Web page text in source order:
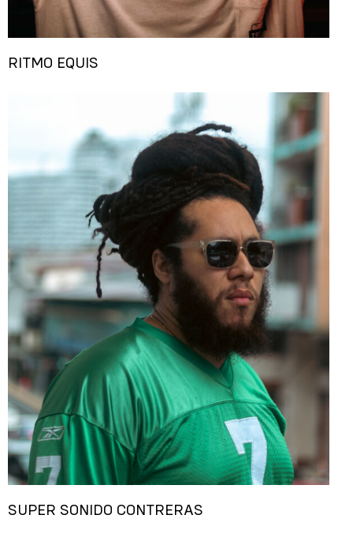
RITMO EQUIS
SUPER SONIDO CONTRERAS